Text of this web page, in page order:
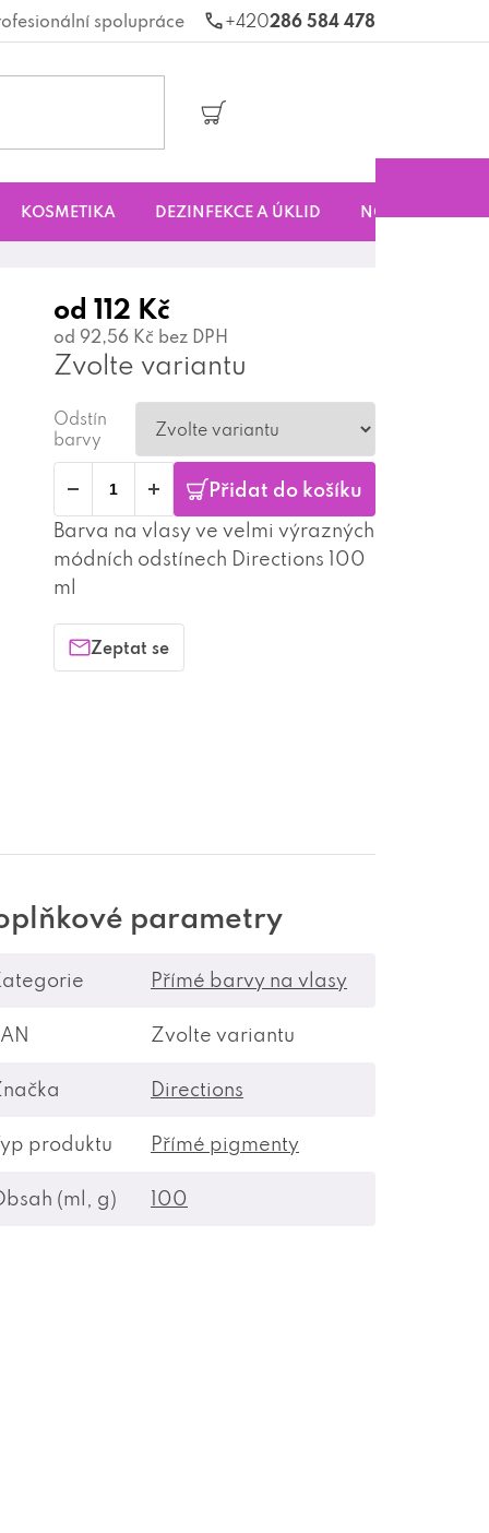
286 584 478
spolupráce
Nákupní
KOSMETIKA DEZINFEKCE A ÚKLID NOVINKY
od 112 Kč
od 92,56 Kč bez DPH
Zvolte variantu
Odstín
barvy
Přidat do košíku
Barva na vlasy ve velmi výrazných
módních odstínech Directions 100
ml
Zeptat se
parametry
Přímé barvy na vlasy
Zvolte variantu
Directions
produktu Přímé pigmenty
(ml, g) 100